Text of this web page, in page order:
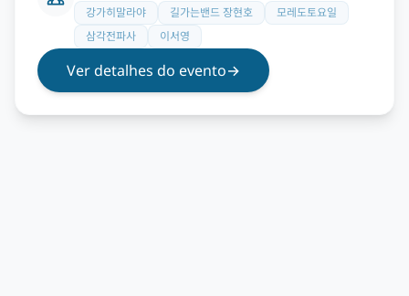
강가히말라야 길가는밴드 장현호
모레도토요일
삼각전파사
이서영
Ver detalhes do evento→